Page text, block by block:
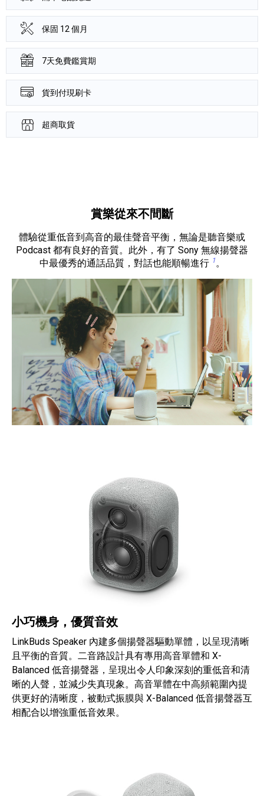
保固 12 個月
7天免費鑑賞期
貨到付現刷卡
超商取貨
賞樂從來不間斷
體驗從重低音到高音的最佳聲音平衡，無論是聽音樂或
Podcast 都有良好的音質。此外，有了 Sony 無線揚聲器
中最優秀的通話品質，對話也能順暢進行 1。
小巧機身，優質音效
LinkBuds Speaker 內建多個揚聲器驅動單體，以呈現清晰
且平衡的音質。二音路設計具有專用高音單體和 X-
Balanced 低音揚聲器，呈現出令人印象深刻的重低音和清
晰的人聲，並減少失真現象。高音單體在中高頻範圍內提
供更好的清晰度，被動式振膜與 X-Balanced 低音揚聲器互
相配合以增強重低音效果。